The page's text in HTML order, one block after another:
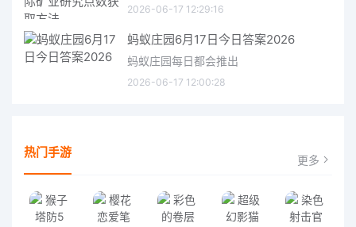
2026-06-17 12:29:16
蚂蚁庄园6月17日今日答案2026
蚂蚁庄园每日都会推出
2026-06-17 12:00:28
热门手游 更多